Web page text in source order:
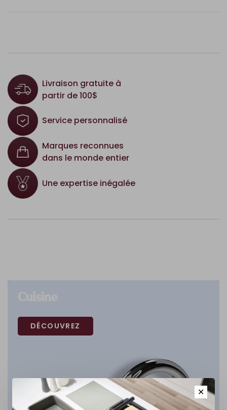
Livraison gratuite à
partir de 100$
Service personnalisé
Marques reconnues
dans le monde entier
Une expertise inégalée
DÉCOUVREZ
✕